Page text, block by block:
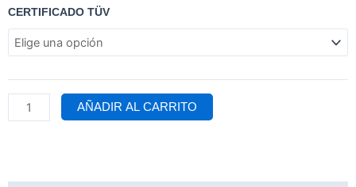
CERTIFICADO TÜV
Juego
Suspensiones
Roscadas
Technik
para
BMW
2500-
cantidad
AÑADIR AL CARRITO